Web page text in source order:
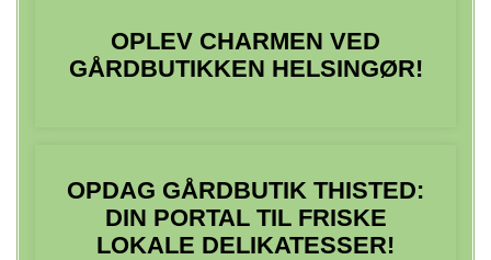
OPLEV CHARMEN VED
GÅRDBUTIKKEN HELSINGØR!
OPDAG GÅRDBUTIK THISTED:
DIN PORTAL TIL FRISKE
LOKALE DELIKATESSER!